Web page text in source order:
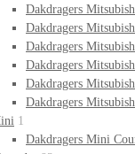
Dakdragers
Dakdragers
Dakdragers
Dakdragers
Dakdragers
Dakdragers
1
Dakdragers Mini